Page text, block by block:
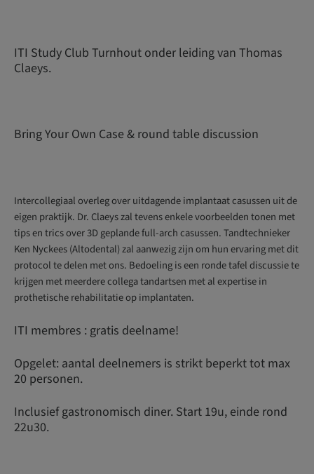
ITI Study Club Turnhout onder leiding van Thomas
Claeys.
Bring Your Own Case & round table discussion
Intercollegiaal overleg over uitdagende implantaat casussen uit de
eigen praktijk. Dr. Claeys zal tevens enkele voorbeelden tonen met
tips en trics over 3D geplande full-arch casussen. Tandtechnieker
Ken Nyckees (Altodental) zal aanwezig zijn om hun ervaring met dit
protocol te delen met ons. Bedoeling is een ronde tafel discussie te
krijgen met meerdere collega tandartsen met al expertise in
prothetische rehabilitatie op implantaten.
ITI membres : gratis deelname!
Opgelet: aantal deelnemers is strikt beperkt tot max
20 personen.
Inclusief gastronomisch diner. Start 19u, einde rond
22u30.